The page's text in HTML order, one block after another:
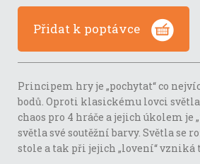
Přidat k poptávce
Principem hry je „pochytat“ co
bodů. Oproti klasickému lovci
chaos pro 4 hráče a jejich úkolem je
světla své soutěžní barvy. Světla se
stole a tak při jejich „lovení“ vzniká